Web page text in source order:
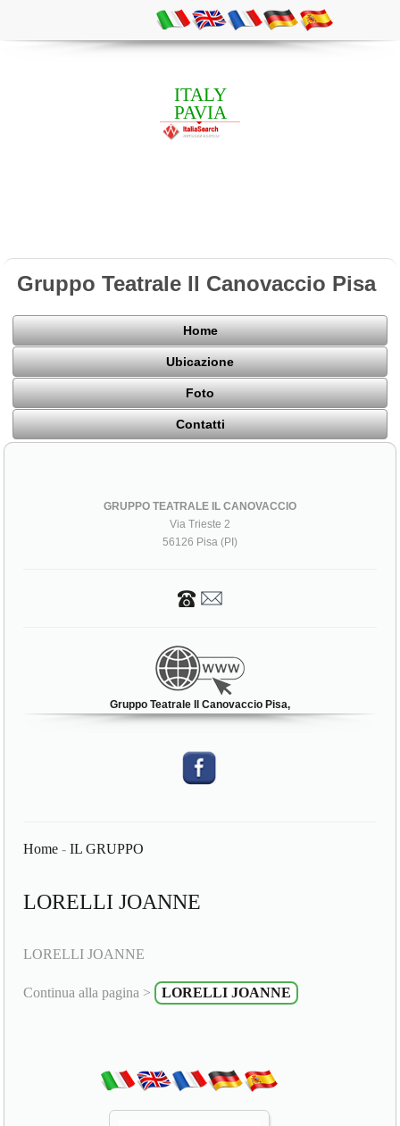
ITALY
PAVIA
Gruppo Teatrale Il Canovaccio Pisa
Home
Ubicazione
Foto
Contatti
GRUPPO TEATRALE IL CANOVACCIO
Via Trieste 2
56126 Pisa (PI)
Gruppo Teatrale Il Canovaccio Pisa,
Home -IL GRUPPO
LORELLI JOANNE
LORELLI JOANNE
Continua alla pagina > LORELLI JOANNE